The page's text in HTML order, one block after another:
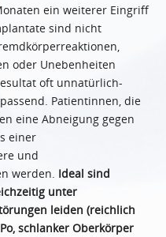
ein weiterer Eingriff
sind nicht
oder Unebenheiten
oft unnatürlich-
Patientinnen, die
eine Abneigung gegen
einer
und
werden. Ideal sind
unter
leiden (reichlich
schlanker Oberkörper